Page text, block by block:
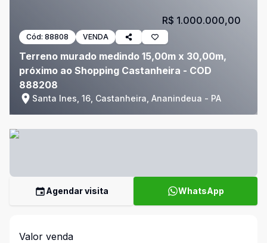
Cód: 88808 VENDA
Terreno murado medindo 15,00m x 30,00m,
próximo ao Shopping Castanheira - COD
888208
Santa Ines, 16, Castanheira, Ananindeua - PA
R$ 1.000.000,00
Agendar visita WhatsApp
Valor venda